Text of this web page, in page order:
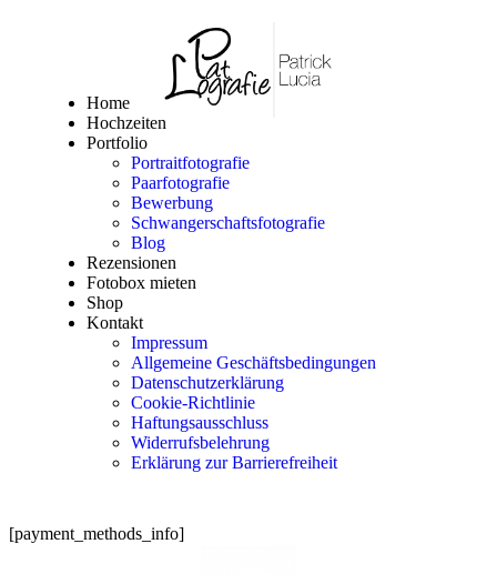
Home
Hochzeiten
Portfolio
Portraitfotografie
Paarfotografie
Bewerbung
Schwangerschaftsfotografie
Blog
Rezensionen
Fotobox mieten
Shop
Kontakt
Impressum
Allgemeine Geschäftsbedingungen
Datenschutzerklärung
Cookie-Richtlinie
Haftungsausschluss
Widerrufsbelehrung
Erklärung zur Barrierefreiheit
[payment_methods_info]